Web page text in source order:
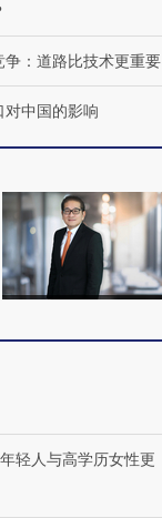
争：道路比技术更重要
中国的影响
轻人与高学历女性更